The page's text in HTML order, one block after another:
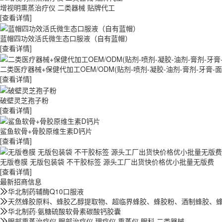
增视明熏蒸治疗仪 二类器械 贴牌代工
[查看详情]
蓝帽四功效活氏微生态口服液（自有蓝帽）
[查看详情]
二类医疗器械+保健代加工OEM/ODM(贴剂-喷剂-凝胶-油剂-膏剂-牙膏-
[查看详情]
破壁灵芝孢子粉
[查看详情]
鲨鱼软骨+骨胶原维生素D钙片
[查看详情]
无版卷膜 无版包装袋 不干胶标签 源头工厂出货快价格优小批量无版费
[查看详情]
最新招商信息
华北制药辅酶Q10口服液
天然蜂胶原料、蜂胶乙醇提取物、超临界蜂胶、蜂胶粉、酒制蜂胶、
华北制药·氨糖硫酸软骨素碳酸钙胶囊